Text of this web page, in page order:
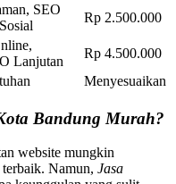
SEO
Rp 2.500.000
Lanjutan
Rp 4.500.000
Menyesuaikan
Bandung Murah?
website mungkin
Namun, Jasa